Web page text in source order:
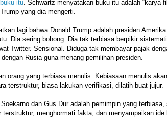
itu. Schwartz menyatakan buku itu adalah “karya
yang dia mengerti.
lagi bahwa Donald Trump adalah presiden
Dia sering bohong. Dia tak terbiasa berpikir
Twitter. Sensional. Diduga tak membayar pajak
Rusia guna menang pemilihan presiden.
orang yang terbiasa menulis. Kebiasaan menulis
terstruktur, biasa lakukan verifikasi, dilatih buat jujur.
dan Gus Dur adalah pemimpin yang terbiasa,
terstruktur, menghormati fakta, dan menyampaikan ide